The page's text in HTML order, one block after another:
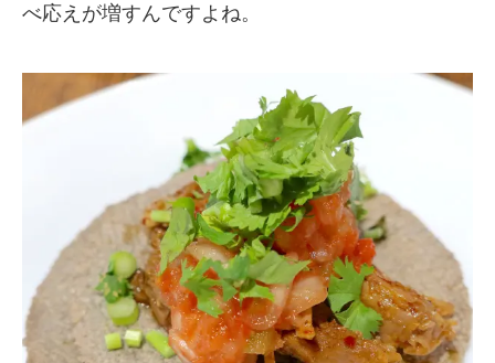
べ応えが増すんですよね。